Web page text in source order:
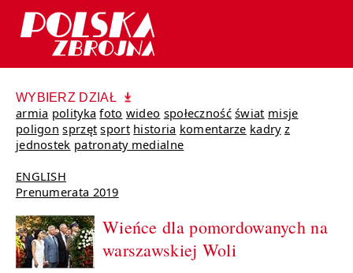
WYBIERZ DZIAŁ
armia polityka foto wideo społeczność świat misje
poligon sprzęt sport historia komentarze kadry z
jednostek patronaty medialne
ENGLISH
Prenumerata 2019
Wieńce dla pomordowanych na
warszawskiej Woli